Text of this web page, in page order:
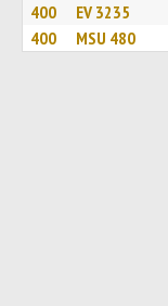
400 EV 3235
400 MSU 480